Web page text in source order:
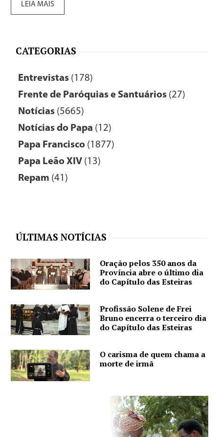
LEIA MAIS
CATEGORIAS
Entrevistas (178)
Frente de Paróquias e Santuários (27)
Notícias (5665)
Notícias do Papa (12)
Papa Francisco (1877)
Papa Leão XIV (13)
Repam (41)
ÚLTIMAS NOTÍCIAS
Oração pelos 350 anos da
Província abre o último dia
do Capítulo das Esteiras
Profissão Solene de Frei
Bruno encerra o terceiro dia
do Capítulo das Esteiras
O carisma de quem chama a
morte de irmã